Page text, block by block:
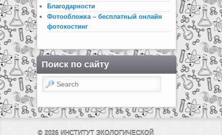
Благодарности
Фотообложка – бесплатный онлайн
фотохостинг
Поиск по сайту
Search
© 2026 ИНСТИТУТ ЭКОЛОГИЧЕСКОЙ